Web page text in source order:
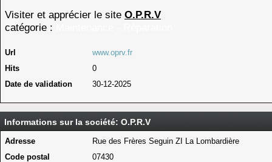
Visiter et apprécier le site O.P.R.V
catégorie :
Url
www.oprv.fr
Hits
0
Date de validation
30-12-2025
Informations sur la société: O.P.R.V
Adresse
Rue des Frères Seguin ZI La Lombardière
Code postal
07430